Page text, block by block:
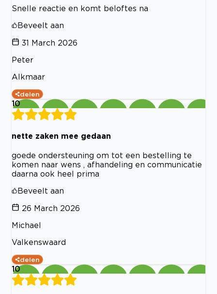
Snelle reactie en komt beloftes na
Beveelt aan
31 March 2026
Peter
Alkmaar
delen
10
nette zaken mee gedaan
goede ondersteuning om tot een bestelling te
komen naar wens , afhandeling en communicatie
daarna ook heel prima
Beveelt aan
26 March 2026
Michael
Valkenswaard
delen
10